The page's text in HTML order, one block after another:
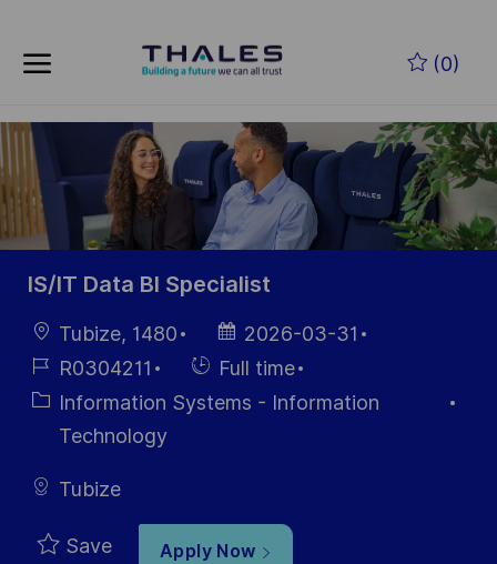
(0)
-
IS/IT Data BI Specialist
LocationTubize, 1480
Posted
Date
2026-03-31
Job R0304211
Hiring
Type
Full time
CategoryInformation Systems - Information
Technology
Tubize
Save Apply Now